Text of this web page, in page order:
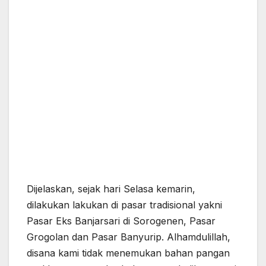
Dijelaskan, sejak hari Selasa kemarin,
dilakukan lakukan di pasar tradisional yakni
Pasar Eks Banjarsari di Sorogenen, Pasar
Grogolan dan Pasar Banyurip. Alhamdulillah,
disana kami tidak menemukan bahan pangan